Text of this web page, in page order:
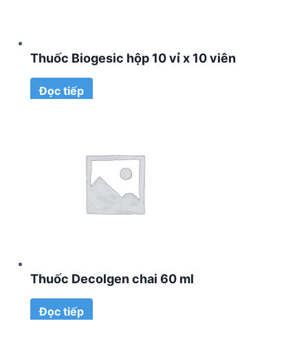
Thuốc Biogesic hộp 10 vỉ x 10 viên
Đọc tiếp
Thuốc Decolgen chai 60 ml
Đọc tiếp